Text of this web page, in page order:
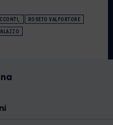
ROSETO VALFORTORE